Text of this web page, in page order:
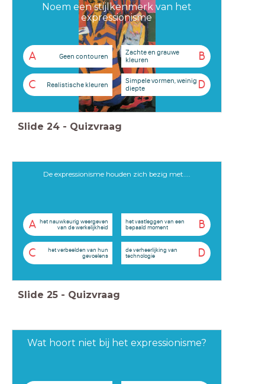
Noem een stijlkenmerk van het
expressionisme
A Geen contouren B
Zachte en grauwe
kleuren
C Realistische kleuren D
Simpele vormen, weinig
diepte
Slide 24 - Quizvraag
De expressionisme houden zich bezig met....
A het nauwkeurig weergeven
van de werkelijkheid
B
het vastleggen van een
bepaald moment
C
het verbeelden van hun
gevoelens
D
de verheerlijking van
technologie
Slide 25 - Quizvraag
Wat hoort niet bij het expressionisme?